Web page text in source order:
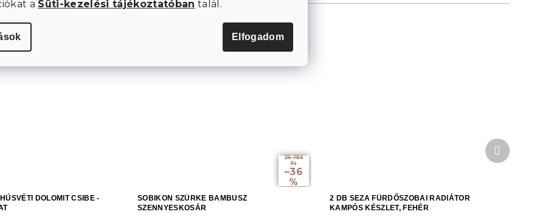
a Süti-kezelési tájékoztatóban talál.
Elfogadom
DOLOMIT CSIBE -
26 784
Ft
–36
%
SOBIKON SZÜRKE BAMBUSZ
SZENNYESKOSÁR
2 DB SEZA FÜRDŐSZOBAI RADIÁTOR
KAMPÓS KÉSZLET, FEHÉR
termék